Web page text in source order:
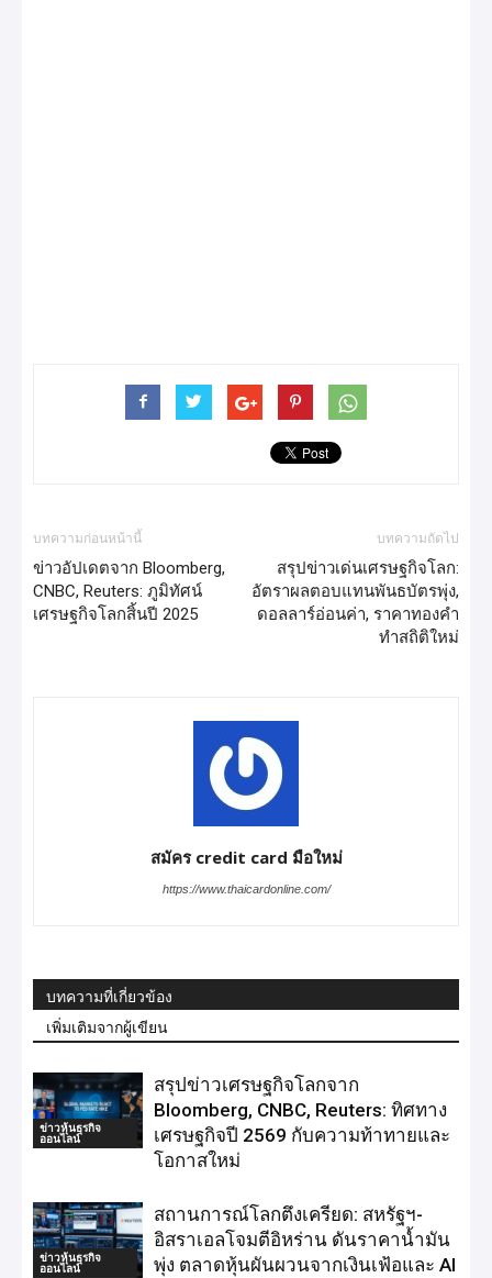
บทความก่อนหน้านี้
ข่าวอัปเดตจาก Bloomberg,
CNBC, Reuters: ภูมิทัศน์
เศรษฐกิจโลกสิ้นปี 2025
บทความถัดไป
สรุปข่าวเด่นเศรษฐกิจโลก:
อัตราผลตอบแทนพันธบัตรพุ่ง,
ดอลลาร์อ่อนค่า, ราคาทองคำ
ทำสถิติใหม่
สมัคร credit card มือใหม่
https://www.thaicardonline.com/
บทความที่เกี่ยวข้อง
เพิ่มเติมจากผู้เขียน
ข่าวหุ้นธุรกิจ
ออนไลน์
สรุปข่าวเศรษฐกิจโลกจาก
Bloomberg, CNBC, Reuters: ทิศทาง
เศรษฐกิจปี 2569 กับความท้าทายและ
โอกาสใหม่
ข่าวหุ้นธุรกิจ
ออนไลน์
สถานการณ์โลกตึงเครียด: สหรัฐฯ-
อิสราเอลโจมตีอิหร่าน ดันราคาน้ำมัน
พุ่ง ตลาดหุ้นผันผวนจากเงินเฟ้อและ AI